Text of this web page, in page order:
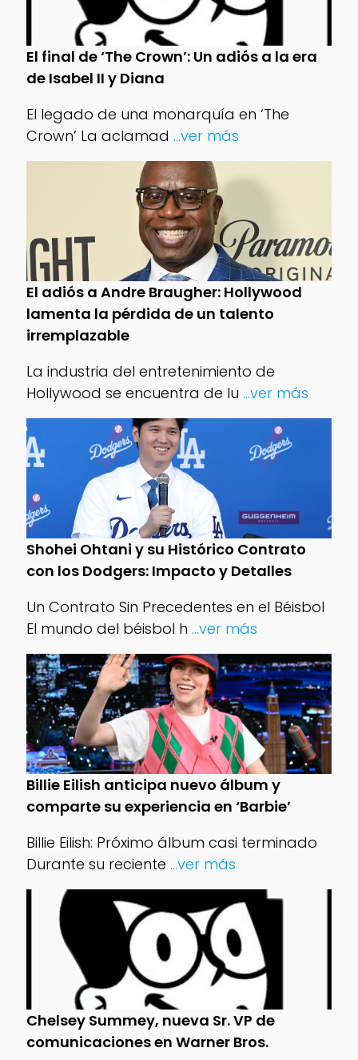
El final de ‘The Crown’: Un adiós a la era
de Isabel II y Diana
El legado de una monarquía en ‘The
Crown’ La aclamad ...ver más
El adiós a Andre Braugher: Hollywood
lamenta la pérdida de un talento
irremplazable
La industria del entretenimiento de
Hollywood se encuentra de lu ...ver más
Shohei Ohtani y su Histórico Contrato
con los Dodgers: Impacto y Detalles
Un Contrato Sin Precedentes en el Béisbol
El mundo del béisbol h ...ver más
Billie Eilish anticipa nuevo álbum y
comparte su experiencia en ‘Barbie’
Billie Eilish: Próximo álbum casi terminado
Durante su reciente ...ver más
Chelsey Summey, nueva Sr. VP de
comunicaciones en Warner Bros.